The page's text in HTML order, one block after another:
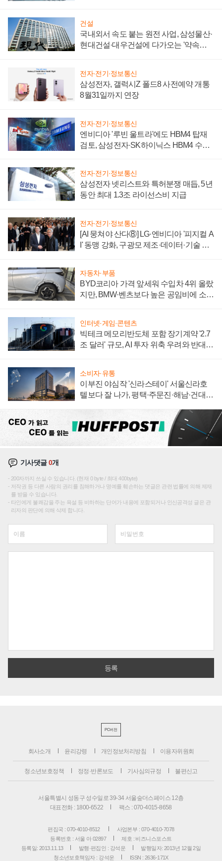
건설
국내외서 속도 붙는 원전 사업, 삼성물산·
현대건설·대우건설에 다가오는 '약속의
전자·전기·정보통신
삼성전자, 갤럭시Z 폴드8 사전예약 개통
8월31일까지 연장
전자·전기·정보통신
엔비디아 '루빈 울트라'에도 HBM4 탑재
검토, 삼성전자·SK하이닉스 HBM4 수율
전자·전기·정보통신
삼성전자 넷리스트와 특허분쟁 매듭, 5년
동안 최대 1.3조 라이선스비 지급
전자·전기·정보통신
[AI 뭉쳐야 산다⑧] LG·엔비디아 '피지컬 A
I' 동맹 강화, 구광모 제조·데이터·기술 결
자동차·부품
BYD코리아 가격 앞세워 수입차 4위 올랐
지만, BMW·벤츠보다 높은 공임비에 소비
인터넷·게임·콘텐츠
빅테크 메모리반도체 포함 장기계약 '2.7
조 달러' 규모, AI 투자 위축 우려와 반대
소비자·유통
이부진 야심작 '신라스테이' 서울신라호
텔보다 잘 나가, 평택·주문진·해남·건대로
기사댓글0개
200자까지 쓰실 수 있습니다. (현재 0 byte / 최대 400byte)
저작권 등 다른 사람의 권리를 침해하거나 명예를 훼손하는 댓글은 관련 법률에 의해 제재
를 받을 수 있습니다.
타인에게 불쾌감을 주는 욕설 등 비하하는 단어가 내용에 포함되거나 인신공격성 글은 관
리자의 판단에 의해 삭제 합니다.
PC버전
회사소개 윤리강령 개인정보처리방침 이용자위원회
청소년보호정책 정정·반론보도 기사심의규정 불편신고
서울특별시 성동구 성수일로 39-34 서울숲더스페이스 12층
대표전화 : 1800-6522
팩스 : 070-4015-8658
편집국 : 070-4010-8512
사업본부 : 070-4010-7078
등록번호 : 서울 아 02897
제호 : 비즈니스포스트
등록일: 2013.11.13
발행·편집인 : 강석운
발행일자: 2013년 12월 2일
청소년보호책임자 : 강석운
ISSN : 2636-171X